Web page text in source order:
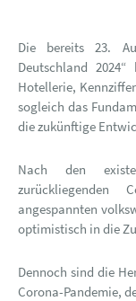
Die bereits 23.
Deutschland
Hotellerie,
sogleich das
die zukünftige
Nach den
zurückliegenden
angespannten
optimistisch in die
Dennoch sind die
Corona-Pandemie,